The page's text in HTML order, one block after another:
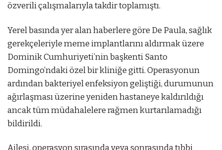
özverili çalışmalarıyla takdir toplamıştı.
Yerel basında yer alan haberlere göre De Paula, sağlık
gerekçeleriyle meme implantlarını aldırmak üzere
Dominik Cumhuriyeti’nin başkenti Santo
Domingo’ndaki özel bir kliniğe gitti. Operasyonun
ardından bakteriyel enfeksiyon geliştiği, durumunun
ağırlaşması üzerine yeniden hastaneye kaldırıldığı
ancak tüm müdahalelere rağmen kurtarılamadığı
bildirildi.
Ailesi, operasyon sırasında veya sonrasında tıbbi